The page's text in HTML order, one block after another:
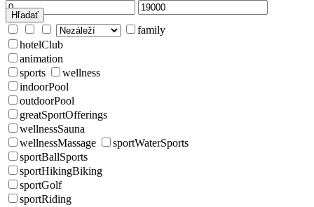
Hľadať
family
hotelClub
animation
sports
wellness
indoorPool
outdoorPool
greatSportOfferings
wellnessSauna
wellnessMassage
sportWaterSports
sportBallSports
sportHikingBiking
sportGolf
sportRiding